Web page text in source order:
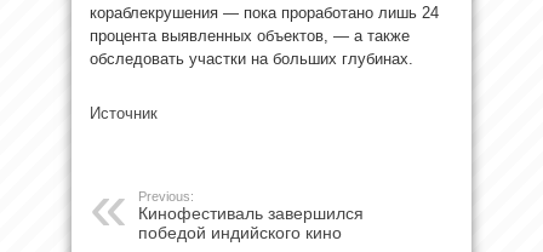
кораблекрушения — пока проработано лишь 24
процента выявленных объектов, — а также
обследовать участки на больших глубинах.
Источник
Previous:
Кинофестиваль завершился
победой индийского кино